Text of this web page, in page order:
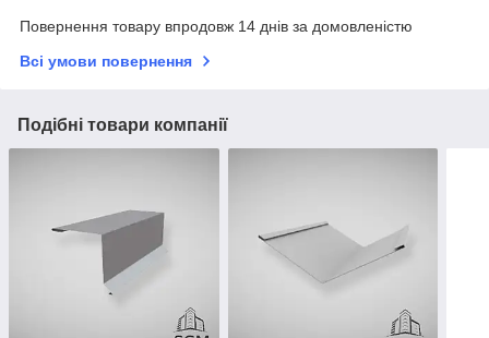
Повернення товару впродовж 14 днів за домовленістю
Всі умови повернення
Подібні товари компанії